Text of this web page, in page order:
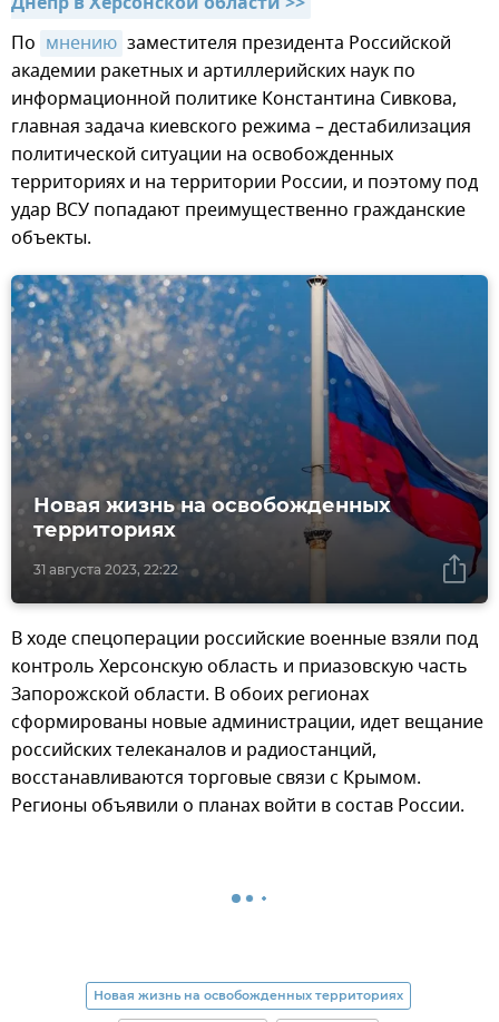
По мнению заместителя президента Российской
академии ракетных и артиллерийских наук по
информационной политике Константина Сивкова,
главная задача киевского режима – дестабилизация
политической ситуации на освобожденных
территориях и на территории России, и поэтому под
удар ВСУ попадают преимущественно гражданские
объекты.
31 августа 2023, 22:22
Новая жизнь на освобожденных
территориях
В ходе спецоперации российские военные взяли под
контроль Херсонскую область и приазовскую часть
Запорожской области. В обоих регионах
сформированы новые администрации, идет вещание
российских телеканалов и радиостанций,
восстанавливаются торговые связи с Крымом.
Регионы объявили о планах войти в состав России.
Новая жизнь на освобожденных территориях